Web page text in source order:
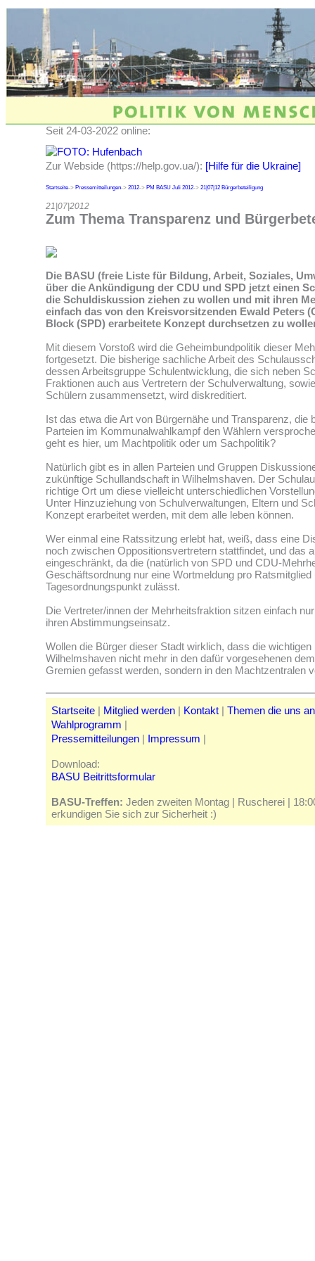
Seit 24-03-2022 online:
Zur Webside (https://help.gov.ua/): [Hilfe für die Ukraine]
Startseite-> Pressemitteilungen-> 2012-> PM BASU Juli 2012-> 21|07|12 Bürgerbeteiligung
21|07|2012
Zum Thema Transparenz und
Die BASU (freie Liste für Bildung, Arbeit, Soziales,
über die Ankündigung der CDU und SPD jetzt einen
die Schuldiskussion ziehen zu wollen und mit ihren
einfach das von den Kreisvorsitzenden Ewald Peters
Block (SPD) erarbeitete Konzept durchsetzen zu
Mit diesem Vorstoß wird die Geheimbundpolitik dieser
fortgesetzt. Die bisherige sachliche Arbeit des
dessen Arbeitsgruppe Schulentwicklung, die sich neben
Fraktionen auch aus Vertretern der Schulverwaltung,
Schülern zusammensetzt, wird diskreditiert.
Ist das etwa die Art von Bürgernähe und Transparenz, die
Parteien im Kommunalwahlkampf den Wählern
geht es hier, um Machtpolitik oder um Sachpolitik?
Natürlich gibt es in allen Parteien und Gruppen
zukünftige Schullandschaft in Wilhelmshaven. Der
richtige Ort um diese vielleicht unterschiedlichen
Unter Hinzuziehung von Schulverwaltungen, Eltern und
Konzept erarbeitet werden, mit dem alle leben können.
Wer einmal eine Ratssitzung erlebt hat, weiß, dass eine
noch zwischen Oppositionsvertretern stattfindet, und das
eingeschränkt, da die (natürlich von SPD und CDU-
Geschäftsordnung nur eine Wortmeldung pro Ratsmitglied
Tagesordnungspunkt zulässt.
Die Vertreter/innen der Mehrheitsfraktion sitzen einfach
ihren Abstimmungseinsatz.
Wollen die Bürger dieser Stadt wirklich, dass die
Wilhelmshaven nicht mehr in den dafür vorgesehenen
Gremien gefasst werden, sondern in den Machtzentralen
Startseite | Mitglied werden | Kontakt | Themen die uns
Wahlprogramm |
Pressemitteilungen | Impressum |
Download:
BASU Beitrittsformular
BASU-Treffen: Jeden zweiten Montag | Ruscherei |
erkundigen Sie sich zur Sicherheit :)